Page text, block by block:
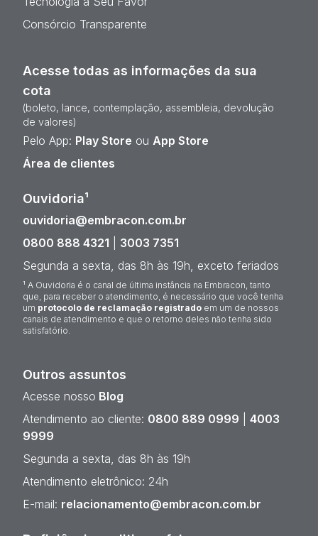
Consórcio Transparente
Acesse todas as informações da sua
cota
(boleto, lance, contemplação, assembleia, devolução
de valores)
Pelo App: Play Store ou App Store
Área de clientes
Ouvidoria¹
ouvidoria@embracon.com.br
0800 888 4321
3003 7351
Segunda a sexta, das 8h às 19h, exceto feriados
¹ A Ouvidoria é o canal de última instância na Embracon, tanto
que, para receber o atendimento, é necessário que você tenha
um protocolo de reclamação registrado em um de nossos
canais de atendimento e que o retorno deles não tenha sido
satisfatório.
Outros assuntos
Acesse nosso Blog
Atendimento ao cliente: 0800 889 0999
4003
9999
Segunda a sexta, das 8h às 19h
Atendimento eletrônico: 24h
E-mail: relacionamento@embracon.com.br